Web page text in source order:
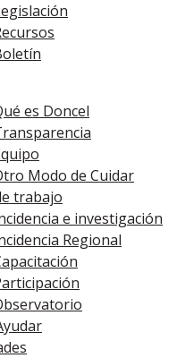
es Doncel
Modo de Cuidar
trabajo
e investigación
Regional